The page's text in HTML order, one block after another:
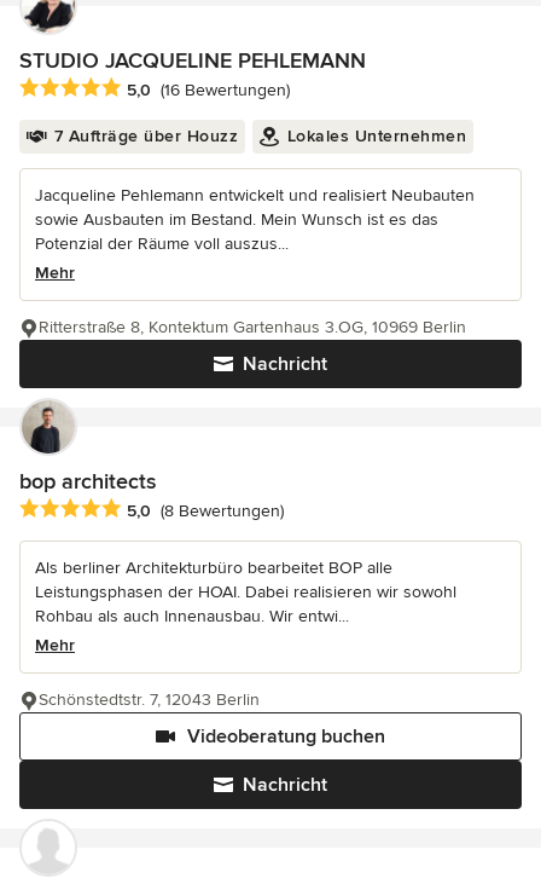
STUDIO JACQUELINE PEHLEMANN
Durchschnittliche Bewertung: 5 von 5 Sternen
5,0 (16 Bewertungen)
7 Aufträge über Houzz Lokales Unternehmen
Jacqueline Pehlemann entwickelt und realisiert Neubauten
sowie Ausbauten im Bestand. Mein Wunsch ist es das
Potenzial der Räume voll auszus...
Mehr
Nachricht
Ritterstraße 8, Kontektum Gartenhaus 3.OG, 10969 Berlin
bop architects
Durchschnittliche Bewertung: 5 von 5 Sternen
5,0 (8 Bewertungen)
Als berliner Architekturbüro bearbeitet BOP alle
Leistungsphasen der HOAI. Dabei realisieren wir sowohl
Rohbau als auch Innenausbau. Wir entwi...
Mehr
Nachricht
Videoberatung buchen
Schönstedtstr. 7, 12043 Berlin